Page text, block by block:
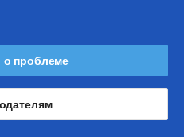
проблеме